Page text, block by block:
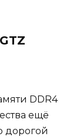
DDR4
ещё
дорогой